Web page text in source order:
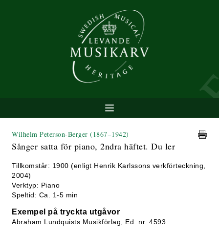
Wilhelm Peterson-Berger (1867−1942)
Sånger satta för piano, 2ndra häftet. Du ler
Tillkomstår: 1900 (enligt Henrik Karlssons verkförteckning,
2004)
Verktyp: Piano
Speltid: Ca. 1-5 min
Exempel på tryckta utgåvor
Abraham Lundquists Musikförlag, Ed. nr. 4593